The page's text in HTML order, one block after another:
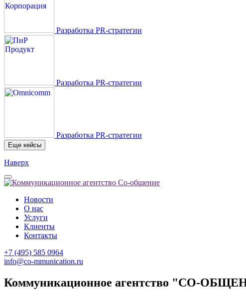
Разработка PR-стратегии
Разработка PR-стратегии
Разработка PR-стратегии
Еще кейсы
Наверх
Новости
О нас
Услуги
Клиенты
Контакты
+7 (495) 585 0964
info@co-mmunication.ru
Коммуникационное агентство "СО-